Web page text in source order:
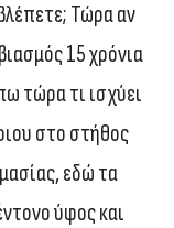
Τώρα αν
15 χρόνια
τώρα τι ισχύει
στο στήθος
εδώ τα
ύφος και